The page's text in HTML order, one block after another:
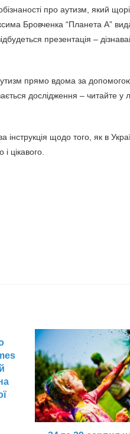
про аутизм, який
Бровченка “Планета А”
презентація –
прямо вдома за
дослідження – читайте у
щодо того, як в
цікавого.